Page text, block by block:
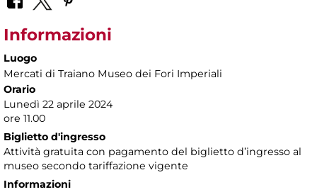
Informazioni
Luogo
Mercati di Traiano Museo dei Fori Imperiali
Orario
Lunedì 22 aprile 2024
ore 11.00
Biglietto d'ingresso
Attività gratuita con pagamento del biglietto d’ingresso al
museo secondo tariffazione vigente
Informazioni